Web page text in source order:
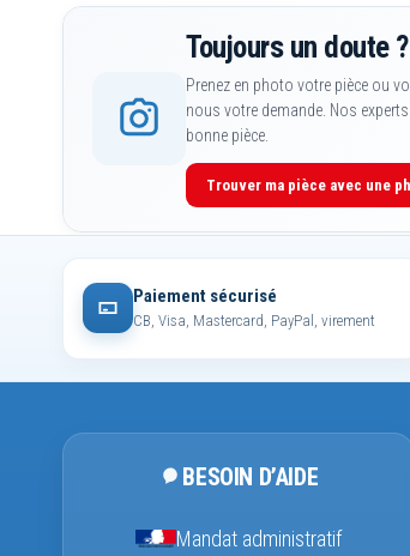
Toujours un doute ?
Prenez en photo votre pièce ou
nous votre demande. Nos
bonne pièce.
Trouver ma pièce avec une
Paiement sécurisé
CB, Visa, Mastercard, PayPal, virement
BESOIN D’AIDE
Mandat administratif